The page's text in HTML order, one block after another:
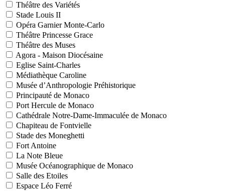
Théâtre des Variétés
Stade Louis II
Opéra Garnier Monte-Carlo
Théâtre Princesse Grace
Théâtre des Muses
Agora - Maison Diocésaine
Eglise Saint-Charles
Médiathèque Caroline
Musée d’Anthropologie Préhistorique
Principauté de Monaco
Port Hercule de Monaco
Cathédrale Notre-Dame-Immaculée de Monaco
Chapiteau de Fontvielle
Stade des Moneghetti
Fort Antoine
La Note Bleue
Musée Océanographique de Monaco
Salle des Etoiles
Espace Léo Ferré